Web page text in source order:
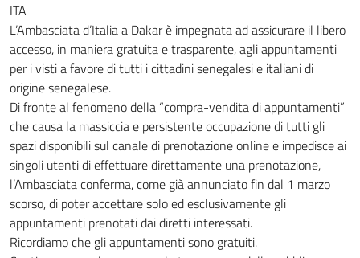
ITA
L’Ambasciata d’Italia a Dakar è impegnata ad assicurare il libero
accesso, in maniera gratuita e trasparente, agli appuntamenti
per i visti a favore di tutti i cittadini senegalesi e italiani di
origine senegalese.
Di fronte al fenomeno della “compra-vendita di appuntamenti”
che causa la massiccia e persistente occupazione di tutti gli
spazi disponibili sul canale di prenotazione online e impedisce ai
singoli utenti di effettuare direttamente una prenotazione,
l’Ambasciata conferma, come già annunciato fin dal 1 marzo
scorso, di poter accettare solo ed esclusivamente gli
appuntamenti prenotati dai diretti interessati.
Ricordiamo che gli appuntamenti sono gratuiti.